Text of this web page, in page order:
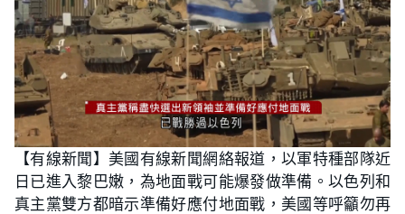
【有線新聞】美國有線新聞網絡報道，以軍特種部隊近
日已進入黎巴嫩，為地面戰可能爆發做準備。以色列和
真主黨雙方都暗示準備好應付地面戰，美國等呼籲勿再